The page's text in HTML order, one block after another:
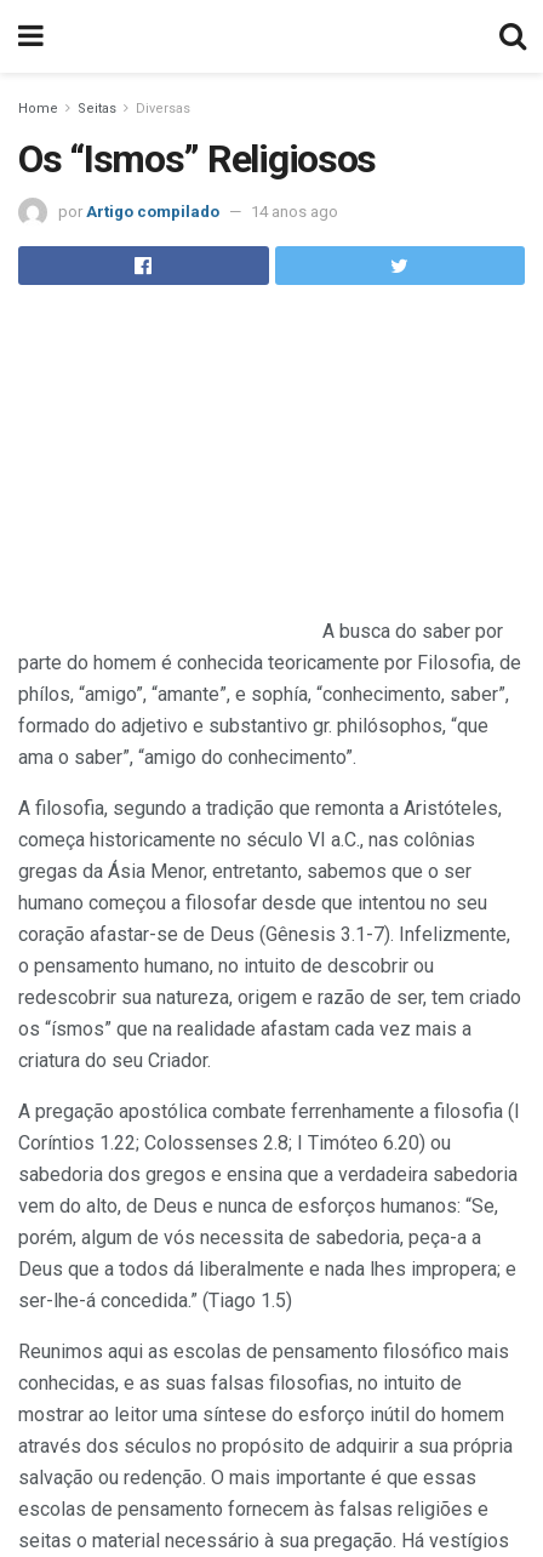
Home Seitas Diversas
Os “Ismos” Religiosos
por Artigo compilado 14 anos ago
A busca do saber por
parte do homem é conhecida teoricamente por Filosofia, de
phílos, “amigo”, “amante”, e sophía, “conhecimento, saber”,
formado do adjetivo e substantivo gr. philósophos, “que
ama o saber”, “amigo do conhecimento”.
A filosofia, segundo a tradição que remonta a Aristóteles,
começa historicamente no século VI a.C., nas colônias
gregas da Ásia Menor, entretanto, sabemos que o ser
humano começou a filosofar desde que intentou no seu
coração afastar-se de Deus (Gênesis 3.1-7). Infelizmente,
o pensamento humano, no intuito de descobrir ou
redescobrir sua natureza, origem e razão de ser, tem criado
os “ísmos” que na realidade afastam cada vez mais a
criatura do seu Criador.
A pregação apostólica combate ferrenhamente a filosofia (I
Coríntios 1.22; Colossenses 2.8; I Timóteo 6.20) ou
sabedoria dos gregos e ensina que a verdadeira sabedoria
vem do alto, de Deus e nunca de esforços humanos: “Se,
porém, algum de vós necessita de sabedoria, peça-a a
Deus que a todos dá liberalmente e nada lhes impropera; e
ser-lhe-á concedida.” (Tiago 1.5)
Reunimos aqui as escolas de pensamento filosófico mais
conhecidas, e as suas falsas filosofias, no intuito de
mostrar ao leitor uma síntese do esforço inútil do homem
através dos séculos no propósito de adquirir a sua própria
salvação ou redenção. O mais importante é que essas
escolas de pensamento fornecem às falsas religiões e
seitas o material necessário à sua pregação. Há vestígios